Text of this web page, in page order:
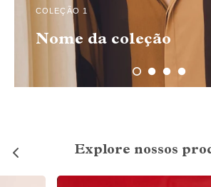
COLEÇÃO 1
Nome da coleção
Explore nossos